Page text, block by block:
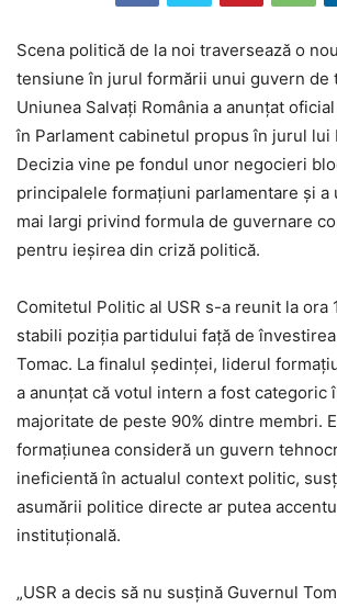
Scena politică de la noi traversează o
tensiune în jurul formării unui guvern de
Uniunea Salvați România a anunțat
în Parlament cabinetul propus în jurul lui
Decizia vine pe fondul unor negocieri
principalele formațiuni parlamentare și a
mai largi privind formula de guvernare
pentru ieșirea din criză politică.
Comitetul Politic al USR s-a reunit la ora
stabili poziția partidului față de
Tomac. La finalul ședinței, liderul
a anunțat că votul intern a fost categoric
majoritate de peste 90% dintre membri.
formațiunea consideră un guvern
ineficientă în actualul context politic,
asumării politice directe ar putea
instituțională.
„USR a decis să nu susțină Guvernul